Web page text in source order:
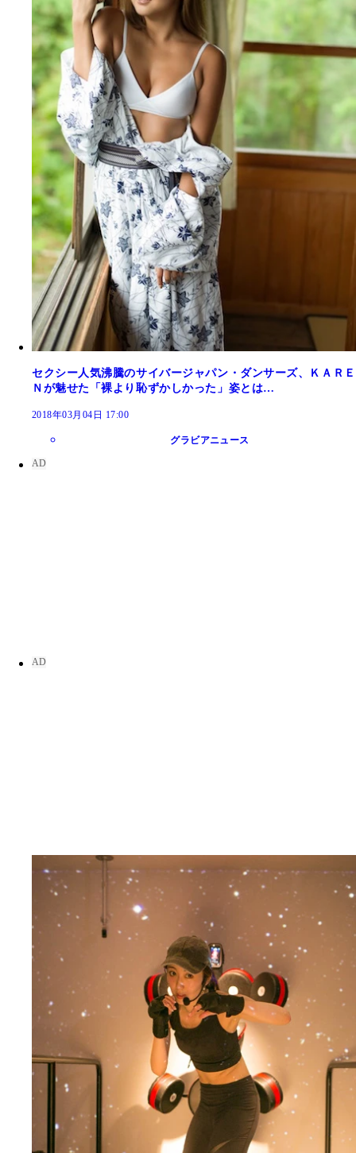
セクシー人気沸騰のサイバージャパン・ダンサーズ、ＫＡＲＥ
Ｎが魅せた「裸より恥ずかしかった」姿とは…
2018年03月04日 17:00
グラビアニュース